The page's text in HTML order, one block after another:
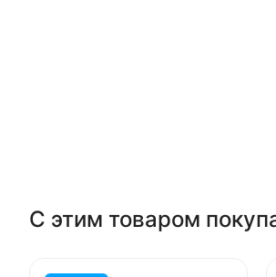
С этим товаром